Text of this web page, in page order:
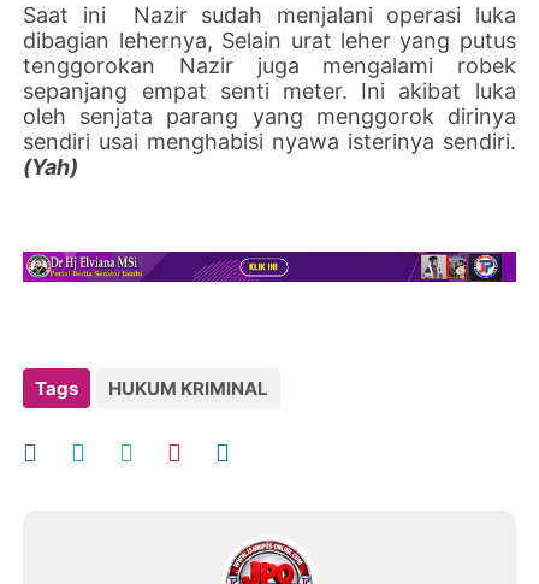
Saat ini Nazir sudah menjalani operasi luka
dibagian lehernya, Selain urat leher yang putus
tenggorokan Nazir juga mengalami robek
sepanjang empat senti meter. Ini akibat luka
oleh senjata parang yang menggorok dirinya
sendiri usai menghabisi nyawa isterinya sendiri.
(Yah)
Tags HUKUM KRIMINAL